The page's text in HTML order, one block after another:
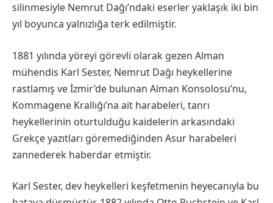
silinmesiyle Nemrut Dağı’ndaki eserler yaklaşık iki bin
yıl boyunca yalnızlığa terk edilmiştir.
1881 yılında yöreyi görevli olarak gezen Alman
mühendis Karl Sester, Nemrut Dağı heykellerine
rastlamış ve İzmir’de bulunan Alman Konsolosu’nu,
Kommagene Krallığı’na ait harabeleri, tanrı
heykellerinin oturtulduğu kaidelerin arkasındaki
Grekçe yazıtları göremediğinden Asur harabeleri
zannederek haberdar etmiştir.
Karl Sester, dev heykelleri keşfetmenin heyecanıyla bu